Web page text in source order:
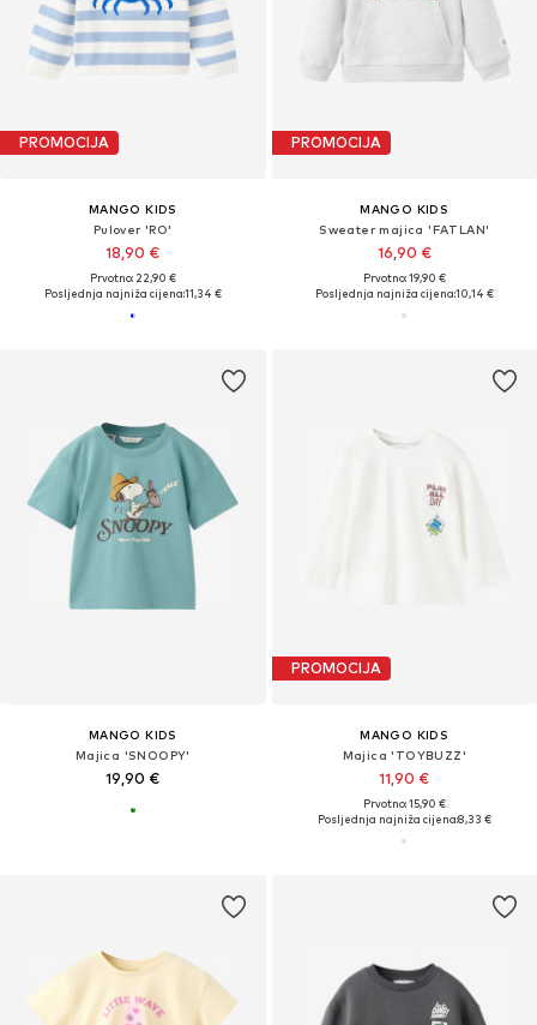
PROMOCIJA
MANGO KIDS
Pulover 'RO'
18,90 €
Prvotno: 22,90 €
Posljednja najniža cijena:11,34 €
PROMOCIJA
MANGO KIDS
Sweater majica 'FATLAN'
16,90 €
Prvotno: 19,90 €
Posljednja najniža cijena:10,14 €
MANGO KIDS
Majica 'SNOOPY'
19,90 €
PROMOCIJA
MANGO KIDS
Majica 'TOYBUZZ'
11,90 €
Prvotno: 15,90 €
Posljednja najniža cijena:8,33 €